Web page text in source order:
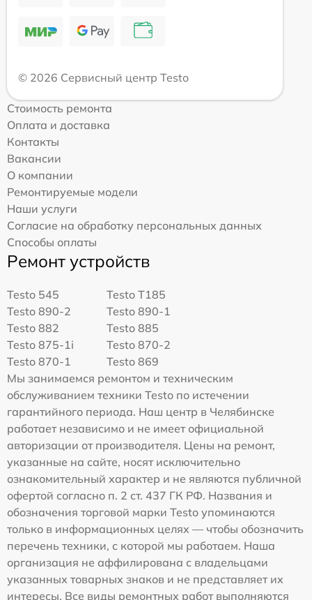
© 2026 Сервисный центр Testo
Стоимость ремонта
Оплата и доставка
Контакты
Вакансии
О компании
Ремонтируемые модели
Наши услуги
Согласие на обработку персональных данных
Способы оплаты
Ремонт устройств
Testo 545
Testo T185
Testo 890-2
Testo 890-1
Testo 882
Testo 885
Testo 875-1i
Testo 870-2
Testo 870-1
Testo 869
Мы занимаемся ремонтом и техническим
обслуживанием техники Testo по истечении
гарантийного периода. Наш центр в Челябинске
работает независимо и не имеет официальной
авторизации от производителя. Цены на ремонт,
указанные на сайте, носят исключительно
ознакомительный характер и не являются публичной
офертой согласно п. 2 ст. 437 ГК РФ. Названия и
обозначения торговой марки Testo упоминаются
только в информационных целях — чтобы обозначить
перечень техники, с которой мы работаем. Наша
организация не аффилирована с владельцами
указанных товарных знаков и не представляет их
интересы. Все виды ремонтных работ выполняются